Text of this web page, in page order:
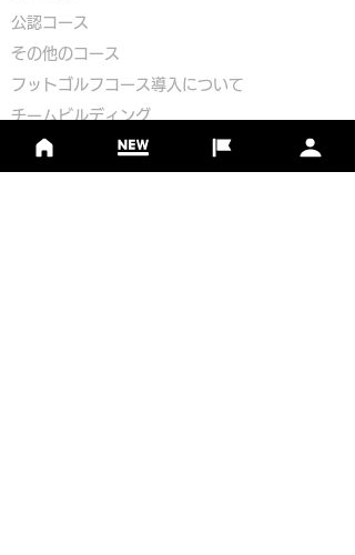
公認コース
​その他のコース
​ フットゴルフコース導入について
​チームビルディング
選手登録​